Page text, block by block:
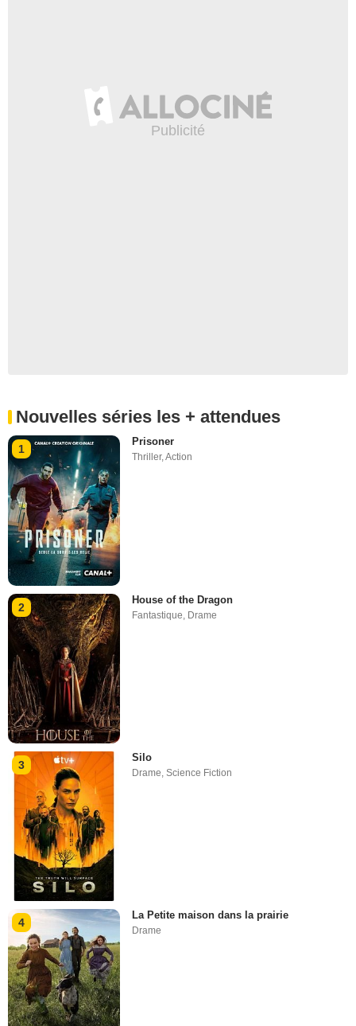
Nouvelles séries les + attendues
1
Prisoner
Thriller,Action
2
House of the Dragon
Fantastique Drame
3
Silo
Drame,Science Fiction
4
La Petite maison dans la prairie
Drame